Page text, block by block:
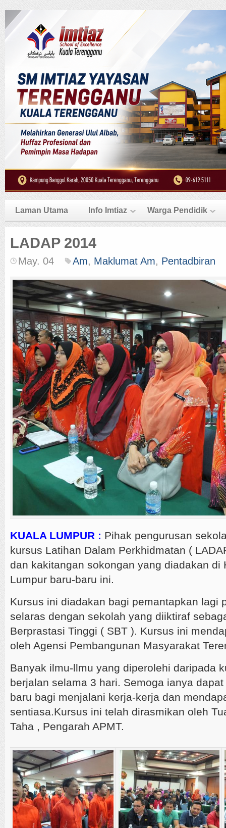
Laman Utama Info Imtiaz Warga Pendidik
LADAP 2014
May. 04 Am, Maklumat Am, Pentadbiran
KUALA LUMPUR : Pihak pengurusan
kursus Latihan Dalam Perkhidmatan (
dan kakitangan sokongan yang diadakan di
Lumpur baru-baru ini.
Kursus ini diadakan bagi pemantapkan lagi
selaras dengan sekolah yang diiktiraf
Berprastasi Tinggi ( SBT ). Kursus ini
oleh Agensi Pembangunan Masyarakat
Banyak ilmu-llmu yang diperolehi daripada
berjalan selama 3 hari. Semoga ianya
baru bagi menjalani kerja-kerja dan
sentiasa.Kursus ini telah dirasmikan oleh
Taha , Pengarah APMT.